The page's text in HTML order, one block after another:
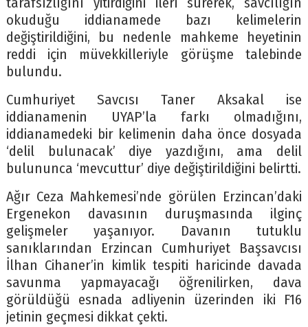
okuduğu iddianamede bazı kelimelerin
değiştirildiğini, bu nedenle mahkeme heyetinin
reddi için müvekkilleriyle görüşme talebinde
bulundu.
Cumhuriyet Savcısı Taner Aksakal ise
iddianamenin UYAP’la farkı olmadığını,
iddianamedeki bir kelimenin daha önce dosyada
‘delil bulunacak’ diye yazdığını, ama delil
bulununca ‘mevcuttur’ diye değiştirildiğini belirtti.
Ağır Ceza Mahkemesi’nde görülen Erzincan’daki
Ergenekon davasının duruşmasında ilginç
gelişmeler yaşanıyor. Davanın tutuklu
sanıklarından Erzincan Cumhuriyet Başsavcısı
İlhan Cihaner’in kimlik tespiti haricinde davada
savunma yapmayacağı öğrenilirken, dava
görüldüğü esnada adliyenin üzerinden iki F16
jetinin geçmesi dikkat çekti.